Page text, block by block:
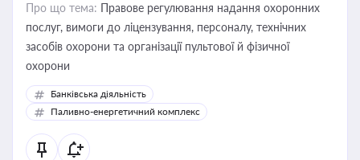
Про що тема: Правове регулювання надання охоронних
послуг, вимоги до ліцензування, персоналу, технічних
засобів охорони та організації пультової й фізичної
охорони
Банківська діяльність
Паливно-енергетичний комплекс